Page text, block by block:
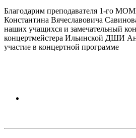
Благодарим преподавателя 1-го
Константина Вячеславовича
наших учащихся и замечательный
концертмейстера Ильинской ДШИ
участие в концертной программе